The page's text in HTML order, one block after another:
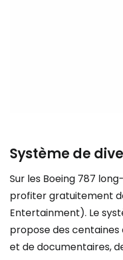
Système de
Sur les Boeing 787
profiter gratuitement
Entertainment). Le
propose des centaines
et de documentaires,